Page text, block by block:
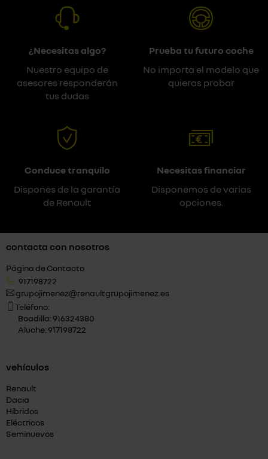
¿Necesitas algo?
Nuestro equipo de
asesores responderán
tus dudas
Prueba tu futuro coche
No importa el modelo que
quieras probar
Conduce tranquilo
Dispones de la garantía
de Renault
Necesitas financiar
Disponemos de varias
opciones.
contacta con nosotros
Página de Contacto
917198722
grupojimenez@renaultgrupojimenez.es
Teléfono:
Boadilla: 916324380
Aluche: 917198722
vehículos
Renault
Dacia
Híbridos
Eléctricos
Seminuevos